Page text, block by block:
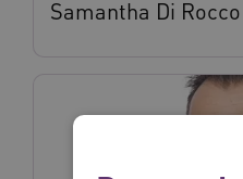
Samantha Di Rocco